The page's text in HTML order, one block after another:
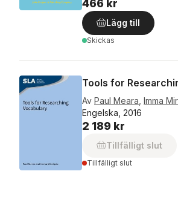
466 kr
Lägg till
Skickas
Tools for
Av Paul Meara Imma
Engelska, 2016
2 189 kr
Tillfälligt slut
Tillfälligt slut